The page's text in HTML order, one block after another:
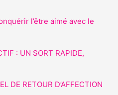
l’être aimé avec le
: UN SORT RAPIDE,
DE RETOUR D’AFFECTION